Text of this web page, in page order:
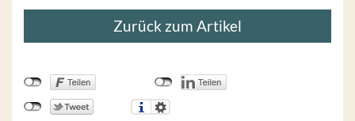
Zurück zum Artikel